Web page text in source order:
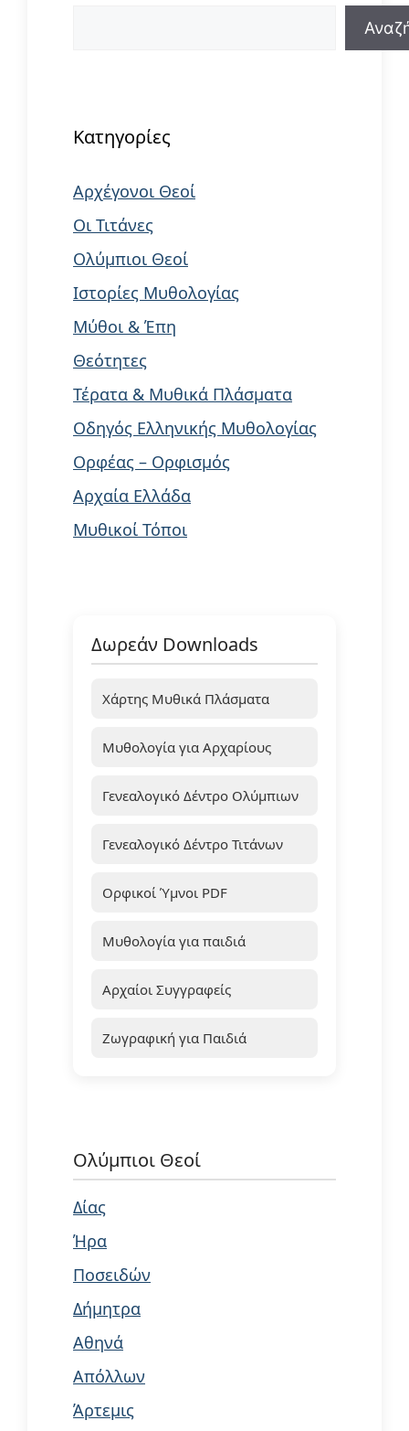
Κατηγορίες
Αρχέγονοι Θεοί
Οι Τιτάνες
Ολύμπιοι Θεοί
Ιστορίες Μυθολογίας
Μύθοι & Έπη
Θεότητες
Τέρατα & Μυθικά Πλάσματα
Οδηγός Ελληνικής Μυθολογίας
Ορφέας – Ορφισμός
Αρχαία Ελλάδα
Μυθικοί Τόποι
Δωρεάν Downloads
Χάρτης Μυθικά Πλάσματα
Μυθολογία για Αρχαρίους
Γενεαλογικό Δέντρο Ολύμπιων
Γενεαλογικό Δέντρο Τιτάνων
Ορφικοί Ύμνοι PDF
Μυθολογία για παιδιά
Αρχαίοι Συγγραφείς
Ζωγραφική για Παιδιά
Ολύμπιοι Θεοί
Δίας
Ήρα
Ποσειδών
Δήμητρα
Αθηνά
Απόλλων
Άρτεμις